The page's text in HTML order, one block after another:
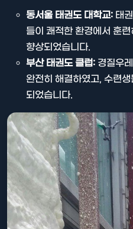
동서울 태권도 대학교: 태
들이 쾌적한 환경에서 훈
향상되었습니다.
부산 태권도 클럽: 경질우
완전히 해결하였고, 수련
되었습니다.